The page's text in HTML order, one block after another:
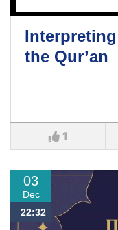
the Qur’an
1
03
Dec
22:32